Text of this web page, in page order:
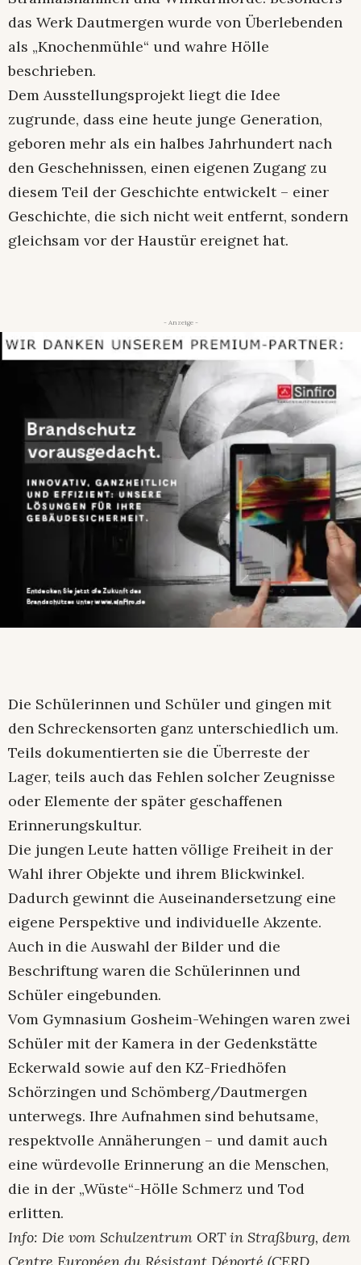
das Werk Dautmergen wurde von Überlebenden
als „Knochenmühle“ und wahre Hölle
beschrieben.
Dem Ausstellungsprojekt liegt die Idee
zugrunde, dass eine heute junge Generation,
geboren mehr als ein halbes Jahrhundert nach
den Geschehnissen, einen eigenen Zugang zu
diesem Teil der Geschichte entwickelt – einer
Geschichte, die sich nicht weit entfernt, sondern
gleichsam vor der Haustür ereignet hat.
- Anzeige -
Die Schülerinnen und Schüler und gingen mit
den Schreckensorten ganz unterschiedlich um.
Teils dokumentierten sie die Überreste der
Lager, teils auch das Fehlen solcher Zeugnisse
oder Elemente der später geschaffenen
Erinnerungskultur.
Die jungen Leute hatten völlige Freiheit in der
Wahl ihrer Objekte und ihrem Blickwinkel.
Dadurch gewinnt die Auseinandersetzung eine
eigene Perspektive und individuelle Akzente.
Auch in die Auswahl der Bilder und die
Beschriftung waren die Schülerinnen und
Schüler eingebunden.
Vom Gymnasium Gosheim-Wehingen waren zwei
Schüler mit der Kamera in der Gedenkstätte
Eckerwald sowie auf den KZ-Friedhöfen
Schörzingen und Schömberg/Dautmergen
unterwegs. Ihre Aufnahmen sind behutsame,
respektvolle Annäherungen – und damit auch
eine würdevolle Erinnerung an die Menschen,
die in der „Wüste“-Hölle Schmerz und Tod
erlitten.
Info: Die vom Schulzentrum ORT in Straßburg, dem